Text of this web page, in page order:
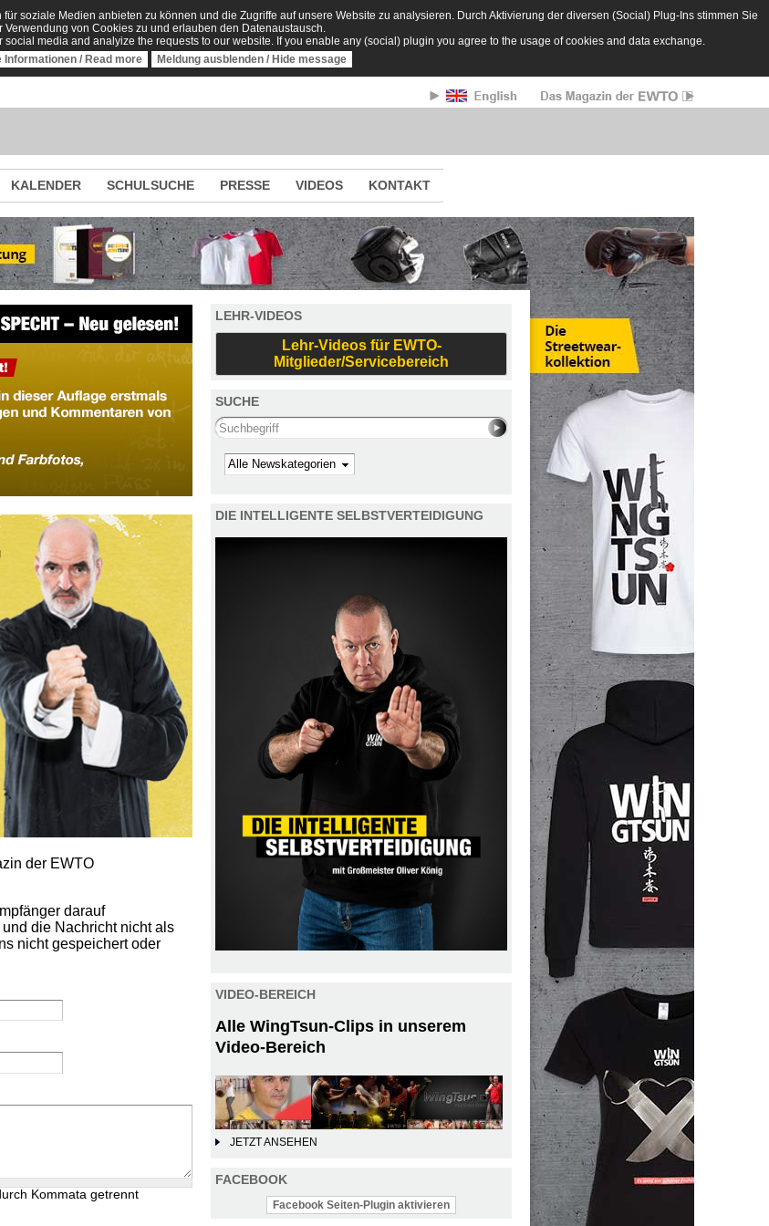
soziale Medien anbieten zu können und die Zugriffe auf unsere Website zu analysieren. Durch Aktivierung der diversen (Social) Plug-Ins stimmen Sie
Verwendung von Cookies zu und erlauben den Datenaustausch.
media and analyize the requests to our website. If you enable any (social) plugin you agree to the usage of cookies and data exchange.
Informationen / Read more
Meldung ausblenden / Hide message
KALENDER SCHULSUCHE PRESSE VIDEOS KONTAKT
der EWTO
darauf
die Nachricht nicht als
nicht gespeichert oder
Kommata getrennt
LEHR-VIDEOS
Lehr-Videos für EWTO-
Mitglieder/Servicebereich
SUCHE
Search this site
Kategorie
DIE INTELLIGENTE SELBSTVERTEIDIGUNG
VIDEO-BEREICH
Alle WingTsun-Clips in unserem
Video-Bereich
JETZT ANSEHEN
FACEBOOK
Facebook Seiten-Plugin aktivieren